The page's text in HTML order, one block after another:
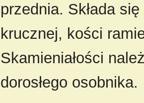
przednia. Składa
krucznej, kości
Skamieniałości
dorosłego osobnika.